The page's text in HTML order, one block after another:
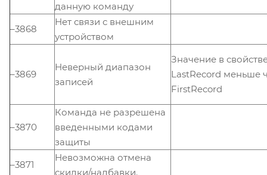
данную команду
–3868
Нет связи с внешним
устройством
–3869
Неверный диапазон
записей
Значение в
LastRecord меньше
FirstRecord
–3870
Команда не разрешена
введенными кодами
защиты
–3871
Невозможна отмена
скидки/надбавки.